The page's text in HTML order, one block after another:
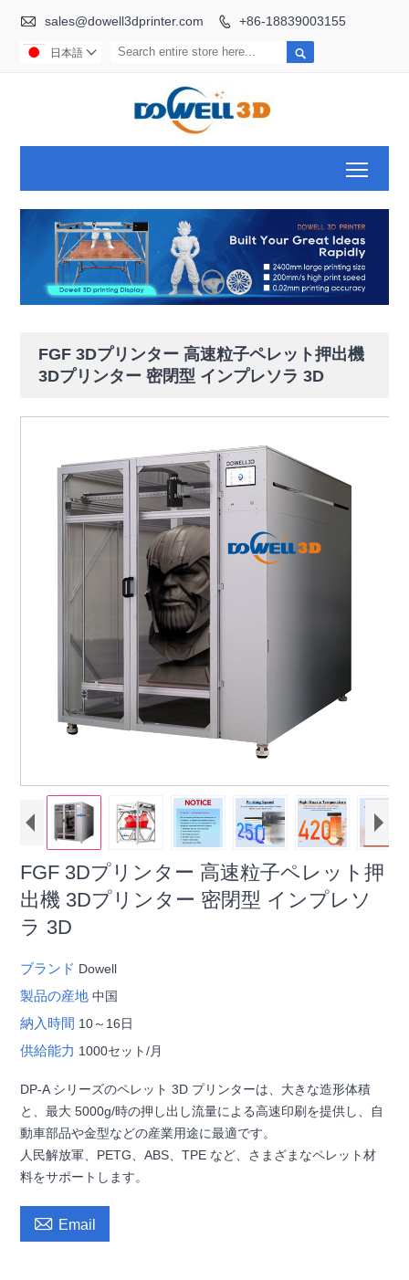
 sales@dowell3dprinter.com  +86-18839003155

日本語 
FGF 3Dプリンター 高速粒子ペレット押出機
3Dプリンター 密閉型 インプレソラ 3D
FGF 3Dプリンター 高速粒子ペレット押
出機 3Dプリンター 密閉型 インプレソ
ラ 3D
ブランド Dowell
製品の産地中国
納入時間 10～16日
供給能力 1000セット/月
DP-A シリーズのペレット 3D プリンターは、大きな造形体積
と、最大 5000g/時の押し出し流量による高速印刷を提供し、自
動車部品や金型などの産業用途に最適です。
人民解放軍、PETG、ABS、TPE など、さまざまなペレット材
料をサポートします。
 Email